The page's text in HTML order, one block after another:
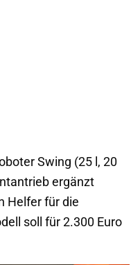
Swing (25 l, 20
ergänzt
Helfer für die
soll für 2.300 Euro